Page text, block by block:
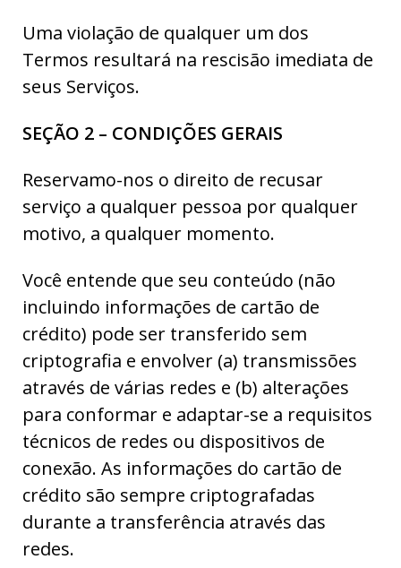
Uma violação de qualquer um dos
Termos resultará na rescisão imediata de
seus Serviços.
SEÇÃO 2 – CONDIÇÕES GERAIS
Reservamo-nos o direito de recusar
serviço a qualquer pessoa por qualquer
motivo, a qualquer momento.
Você entende que seu conteúdo (não
incluindo informações de cartão de
crédito) pode ser transferido sem
criptografia e envolver (a) transmissões
através de várias redes e (b) alterações
para conformar e adaptar-se a requisitos
técnicos de redes ou dispositivos de
conexão. As informações do cartão de
crédito são sempre criptografadas
durante a transferência através das
redes.